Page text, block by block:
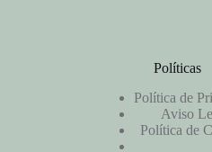
Políticas
Política de
Aviso
Política de